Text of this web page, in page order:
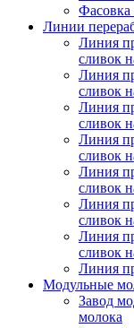
Фасовка
Линии
Линия
сливок
Линия
сливок
Линия
сливок
Линия
сливок
Линия
сливок
Линия
сливок
Линия
сливок
Линия
Модульные
Завод
молока